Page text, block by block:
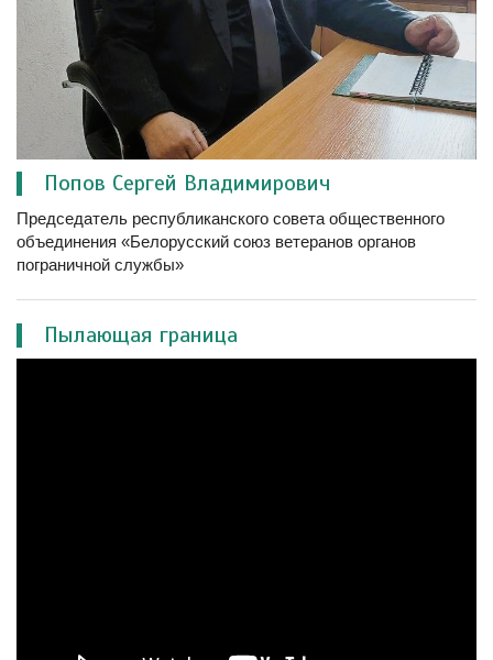
Попов Сергей Владимирович
Председатель республиканского совета общественного
объединения «Белорусский союз ветеранов органов
пограничной службы»
Пылающая граница